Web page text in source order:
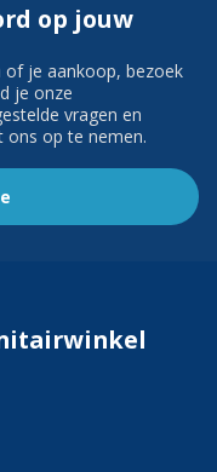
op jouw
of je aankoop, bezoek
je onze
vragen en
ons op te nemen.